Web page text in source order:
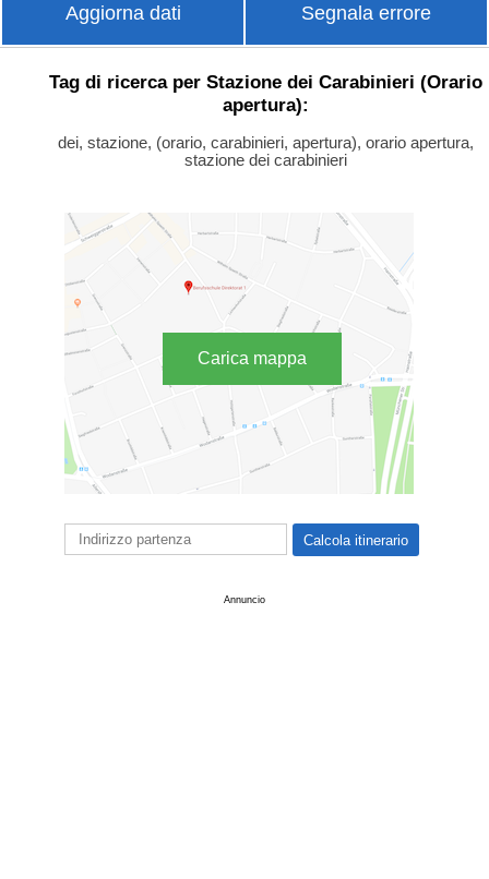
Aggiorna dati Segnala errore
Tag di ricerca per Stazione dei Carabinieri (Orario
apertura):
dei, stazione, (orario, carabinieri, apertura), orario apertura,
stazione dei carabinieri
Carica mappa
Annuncio